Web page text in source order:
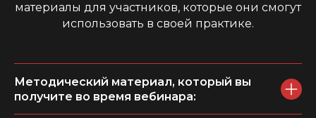
материалы для участников, которые они смогут
использовать в своей практике.
Методический материал, который вы
получите во время вебинара: